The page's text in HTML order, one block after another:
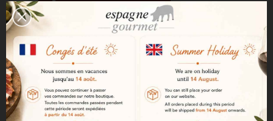
Adicionar Ao Carrinho
Fora de stock